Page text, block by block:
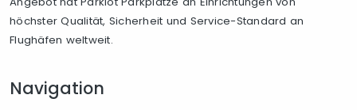
höchster Qualität, Sicherheit und Service-Standard an
Flughäfen weltweit.
Navigation